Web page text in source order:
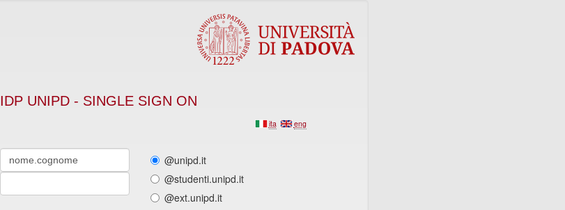
IDP UNIPD - SINGLE SIGN ON
eng
ita
@unipd.it
@studenti.unipd.it
@ext.unipd.it